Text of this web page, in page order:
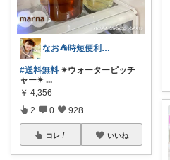
なお⛺️時短便利グッズ好き♡オリ写多め♪
#送料無料 ✴︎ウォーターピッチ
ャー✴︎ ...
￥ 4,356
2 0 928
コレ いいね